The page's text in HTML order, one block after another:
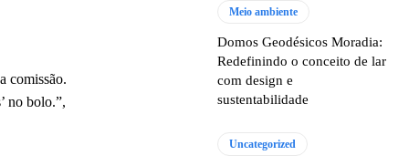
comissão.
no bolo.”,
Meio ambiente
Domos Geodésicos Moradia:
Redefinindo o conceito de lar
com design e
sustentabilidade
Uncategorized